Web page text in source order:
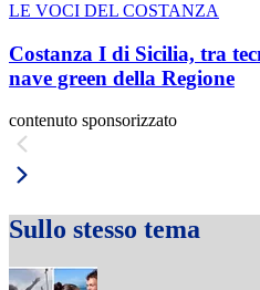
LE VOCI DEL COSTANZA
Costanza I di Sicilia, tra
nave green della Regione
contenuto sponsorizzato
Sullo stesso tema